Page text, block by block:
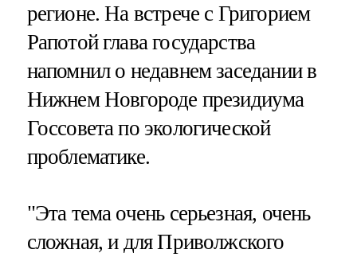
регионе. На встрече с Григорием
Рапотой глава государства
напомнил о недавнем заседании в
Нижнем Новгороде президиума
Госсовета по экологической
проблематике.
"Эта тема очень серьезная, очень
сложная, и для Приволжского